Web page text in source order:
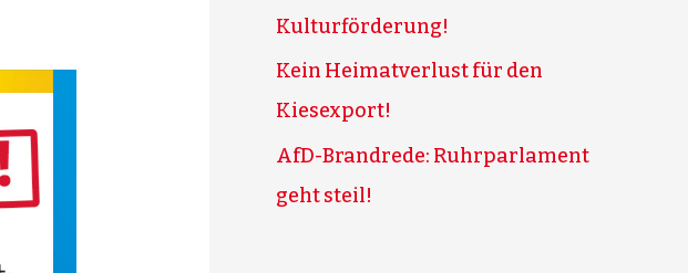
Kulturförderung!
Kein Heimatverlust für den
Kiesexport!
AfD-Brandrede: Ruhrparlament
geht steil!